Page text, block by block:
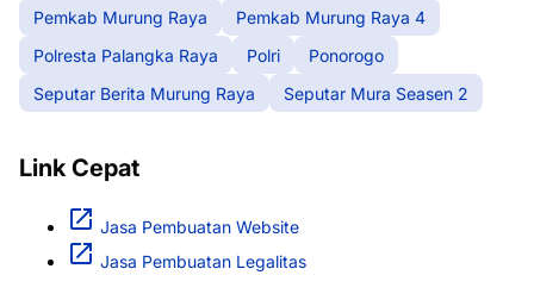
Pemkab Murung Raya
Pemkab Murung Raya 4
Polresta Palangka Raya
Polri
Ponorogo
Seputar Berita Murung Raya
Seputar Mura Seasen 2
Link Cepat
Jasa Pembuatan Website
Jasa Pembuatan Legalitas